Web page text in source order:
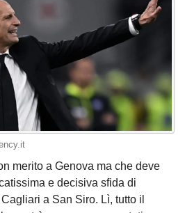
merito a Genova ma che deve
e decisiva sfida di
a San Siro. Lì, tutto il